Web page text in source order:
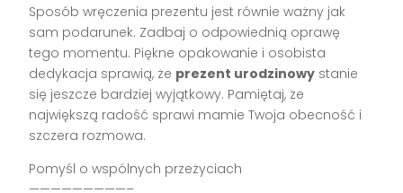
Sposób wręczenia prezentu jest równie ważny jak
sam podarunek. Zadbaj o odpowiednią oprawę
tego momentu. Piękne opakowanie i osobista
dedykacja sprawią, że prezent urodzinowy stanie
się jeszcze bardziej wyjątkowy. Pamiętaj, że
największą radość sprawi mamie Twoja obecność i
szczera rozmowa.
Pomyśl o wspólnych przeżyciach